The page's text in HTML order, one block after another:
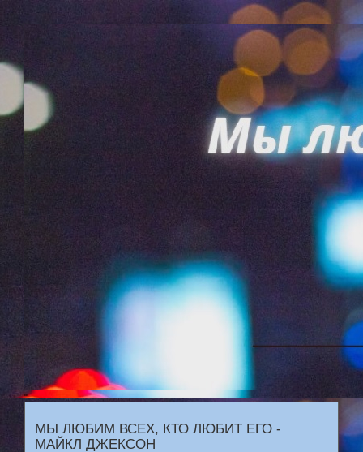
"
МЫ ЛЮБИМ ВСЕХ, КТО ЛЮБИТ ЕГО -
МАЙКЛ ДЖЕКСОН